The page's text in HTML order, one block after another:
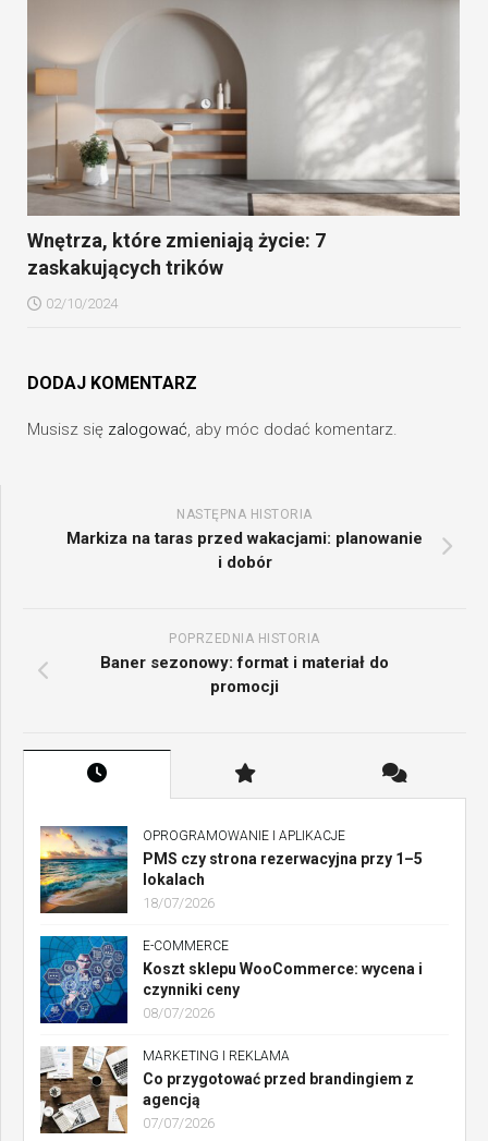
Wnętrza, które zmieniają życie: 7
zaskakujących trików
02/10/2024
DODAJ KOMENTARZ
Musisz się zalogować, aby móc dodać komentarz.
NASTĘPNA HISTORIA
Markiza na taras przed wakacjami: planowanie
i dobór
POPRZEDNIA HISTORIA
Baner sezonowy: format i materiał do
promocji
OPROGRAMOWANIE I APLIKACJE
PMS czy strona rezerwacyjna przy 1–5
lokalach
18/07/2026
E-COMMERCE
Koszt sklepu WooCommerce: wycena i
czynniki ceny
08/07/2026
MARKETING I REKLAMA
Co przygotować przed brandingiem z
agencją
07/07/2026